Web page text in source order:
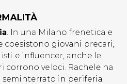
. In una Milano frenetica e
coesistono giovani precari,
e influencer, anche le
corrono veloci. Rachele ha
seminterrato in periferia